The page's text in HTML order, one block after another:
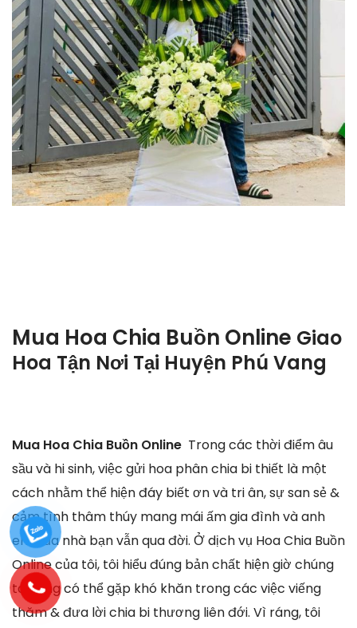
Mua Hoa Chia Buồn Online Giao
Hoa Tận Nơi Tại Huyện Phú Vang
Mua Hoa Chia Buồn Online Trong các thời điểm âu
sầu và hi sinh, việc gửi hoa phân chia bi thiết là một
cách nhằm thể hiện đáy biết ơn và tri ân, sự san sẻ &
cảm tình thâm thúy mang mái ấm gia đình và anh
em của nhà bạn vẫn qua đời. Ở dịch vụ Hoa Chia Buồn
Online của tôi, tôi hiểu đúng bản chất hiện giờ chúng
ta cũng có thể gặp khó khăn trong các việc viếng
thăm & đưa lời chia bi thương liên đới. Vì ráng, tôi